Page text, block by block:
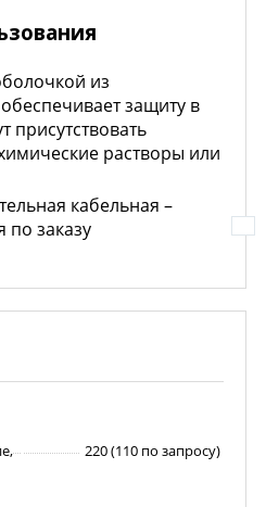
из
защиту в
присутствовать
растворы или
кабельная –
по заказу
220 (110 по запросу)